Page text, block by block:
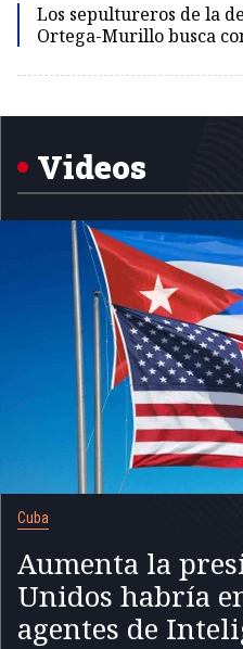
Los sepultureros de la
Ortega-Murillo busca
Videos
Cuba
Aumenta la
Unidos habría
agentes de